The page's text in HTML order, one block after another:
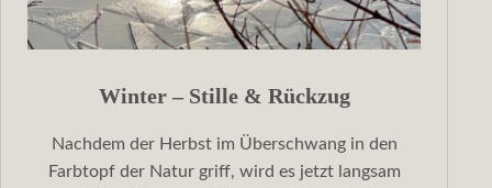
Winter – Stille & Rückzug
Nachdem der Herbst im Überschwang in den
Farbtopf der Natur griff, wird es jetzt langsam